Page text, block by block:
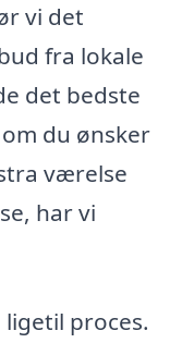
vi det
fra lokale
det bedste
du ønsker
værelse
har vi
proces.